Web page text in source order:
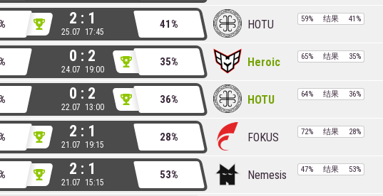
2 : 1
25.07 17:45
41% HOTU 59% 结果 41%
0 : 2
24.07 19:00
35% Heroic 65% 结果 35%
0 : 2
22.07 13:00
36% HOTU 64% 结果 36%
2 : 1
21.07 19:15
28% FOKUS 72% 结果 28%
2 : 1
21.07 15:15
53% Nemesis 47% 结果 53%